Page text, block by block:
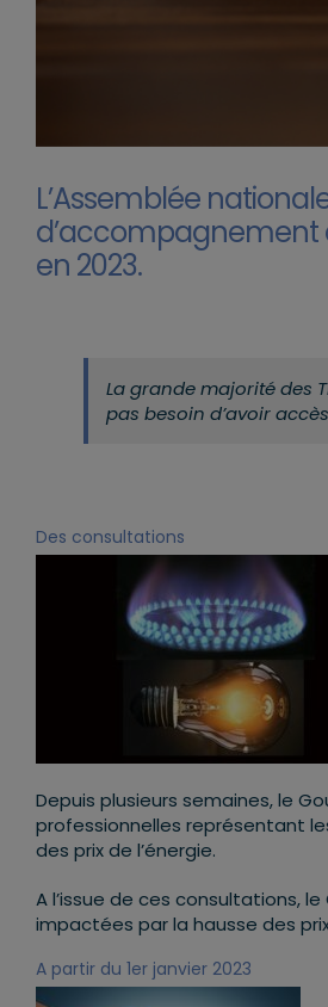
L’Assemblée
d’accompagnement
en 2023.
La grande majorité des
pas besoin d’avoir
Des consultations
Depuis plusieurs semaines, le
professionnelles représentant
des prix de l’énergie.
A l’issue de ces consultations,
impactées par la hausse des prix
A partir du 1er janvier 2023